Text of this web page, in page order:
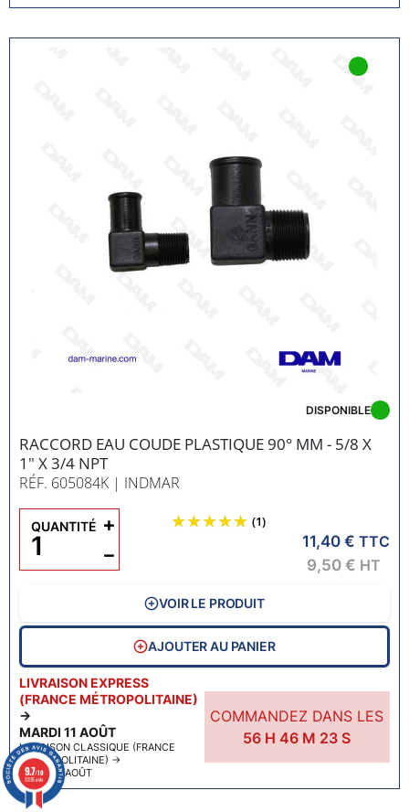
RACCORD EAU COUDE PLASTIQUE 90° MM - 5/8 X
1" X 3/4 NPT
RÉF. 605084K | INDMAR
LIVRAISON EXPRESS
(FRANCE MÉTROPOLITAINE)
→
MARDI 11 AOÛT
LIVRAISON CLASSIQUE (FRANCE
MÉTROPOLITAINE) →
JEUDI 13 AOÛT
COMMANDEZ DANS LES
56 H46 M 22 S
DISPONIBLE
(1)
11,40 € TTC
9,50 € HT
QUANTITÉ
−
+
VOIR LE PRODUIT
AJOUTER AU PANIER
9.7/10
3335 avis